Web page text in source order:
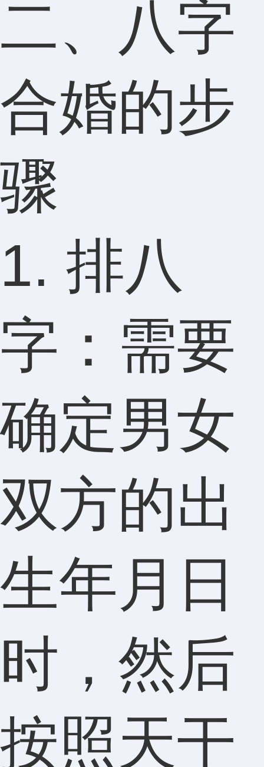
二、八字
合婚的步
骤
1. 排八
字：需要
确定男女
双方的出
生年月日
时，然后
按照天干